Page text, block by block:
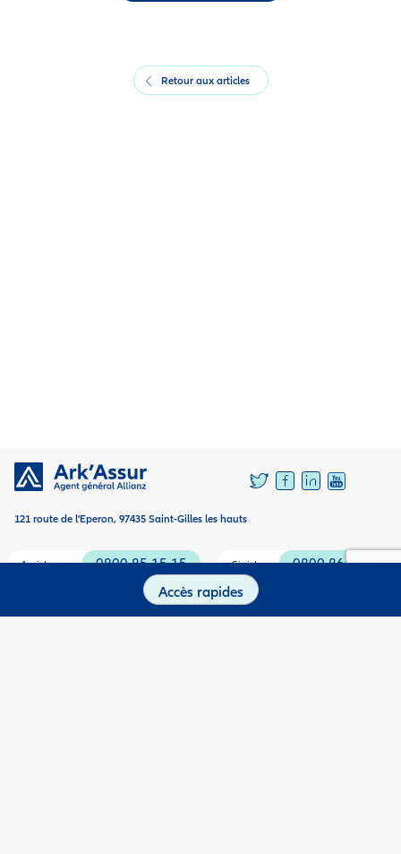
Accès rapides
Retour aux articles
121 route de l'Eperon, 97435 Saint-Gilles les hauts
Assistance 0800 85 15 15 Sinistre 0800 866 866
0262 350 350